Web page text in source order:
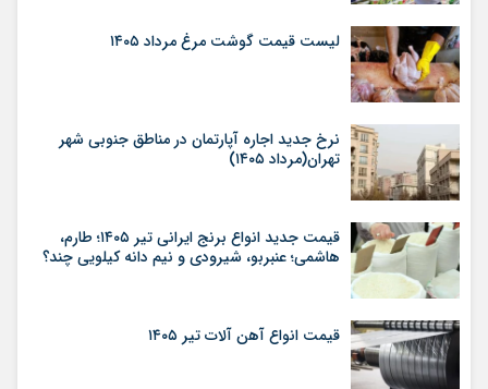
لیست قیمت گوشت مرغ مرداد ۱۴۰۵
نرخ جدید اجاره آپارتمان در مناطق جنوبی شهر
تهران(مرداد ۱۴۰۵)
قیمت جدید انواع برنج ایرانی تیر ۱۴۰۵؛ طارم،
هاشمی؛ عنبربو، شیرودی و نیم دانه کیلویی چند؟
قیمت انواع آهن آلات تیر ۱۴۰۵